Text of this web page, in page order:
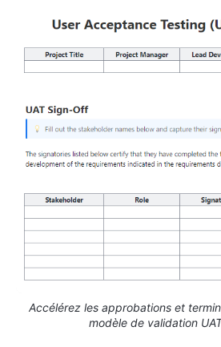
Accélérez les approbations et
modèle de validation